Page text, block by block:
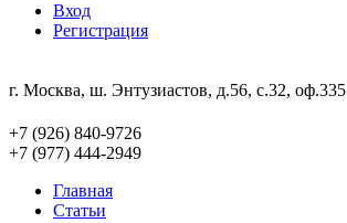
Вход
Регистрация
г. Москва, ш. Энтузиастов, д.56, с.32, оф.335
+7 (926) 840-9726
+7 (977) 444-2949
Главная
Статьи